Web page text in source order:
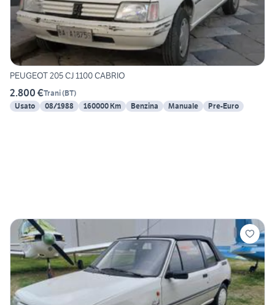
PEUGEOT 205 CJ 1100 CABRIO
2.800 €Trani(BT)
Usato
08/1988 160000 Km Benzina Manuale Pre-Euro